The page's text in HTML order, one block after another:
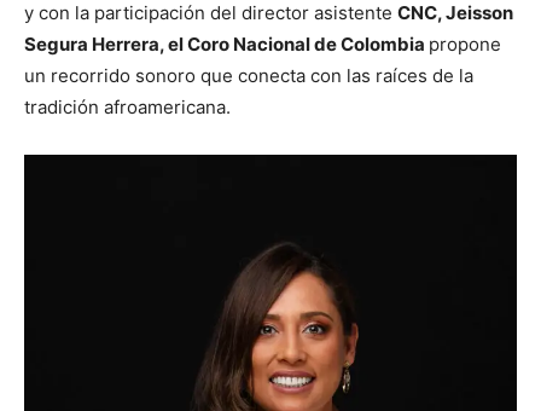
y con la participación del director asistente CNC, Jeisson
Segura Herrera, el Coro Nacional de Colombia propone
un recorrido sonoro que conecta con las raíces de la
tradición afroamericana.